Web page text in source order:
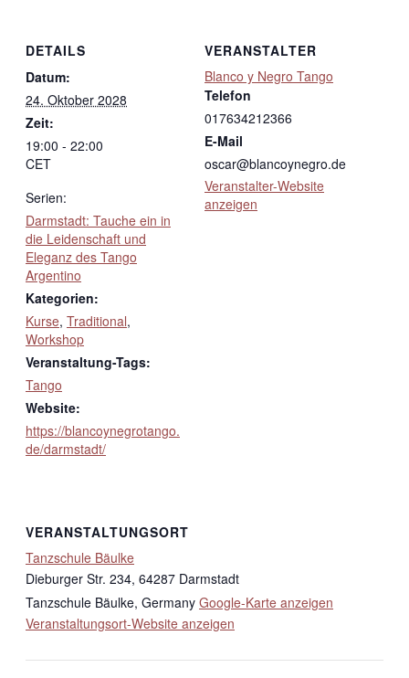
DETAILS
Datum:
24. Oktober 2028
Zeit:
19:00 - 22:00
CET
Serien:
Darmstadt: Tauche ein in
die Leidenschaft und
Eleganz des Tango
Argentino
Kategorien:
Kurse, Traditional,
Workshop
Veranstaltung-Tags:
Tango
Website:
https://blancoynegrotango.
de/darmstadt/
VERANSTALTER
Blanco y Negro Tango
Telefon
017634212366
E-Mail
oscar@blancoynegro.de
Veranstalter-Website
anzeigen
VERANSTALTUNGSORT
Tanzschule Bäulke
Dieburger Str. 234, 64287 Darmstadt
Tanzschule Bäulke, Germany Google-Karte anzeigen
Veranstaltungsort-Website anzeigen